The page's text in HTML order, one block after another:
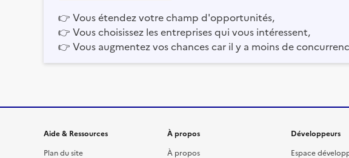
👉 Vous étendez votre champ d'opportunités,
👉 Vous choisissez les entreprises qui vous intéressent,
👉 Vous augmentez vos chances car il y a moins de
Informations et liens du site
Aide & Ressources
Plan du site
À propos
À propos
Développeurs
Espace